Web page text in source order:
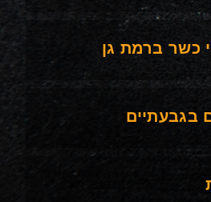
כשר ברמת גן
בגבעתיים